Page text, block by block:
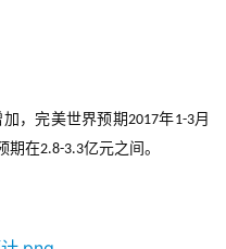
，完美世界预期2017年1-3月
期在2.8-3.3亿元之间。